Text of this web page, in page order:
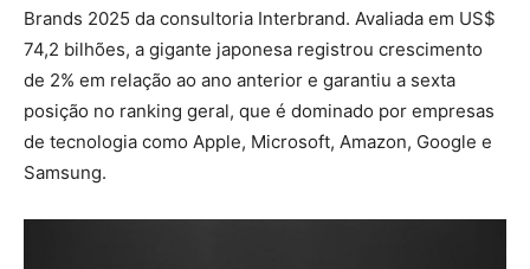
Brands 2025 da consultoria Interbrand. Avaliada em US$
74,2 bilhões, a gigante japonesa registrou crescimento
de 2% em relação ao ano anterior e garantiu a sexta
posição no ranking geral, que é dominado por empresas
de tecnologia como Apple, Microsoft, Amazon, Google e
Samsung.